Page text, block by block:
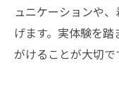
ュニケーションや
げます。実体験を
がけることが大切で